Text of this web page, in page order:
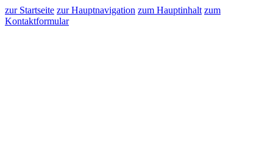
zur Startseite zur Hauptnavigation zum Hauptinhalt zum
Kontaktformular